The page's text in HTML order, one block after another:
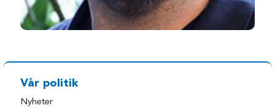
Vår politik
Nyheter